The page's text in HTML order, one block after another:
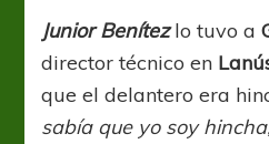
Junior Benítezlo tuvo a
director técnico en
que el delantero era
sabía que yo soy